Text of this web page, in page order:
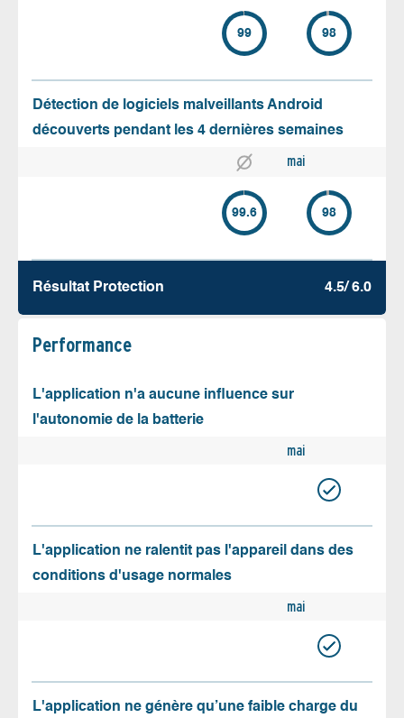
99 98
Détection de logiciels malveillants Android
découverts pendant les 4 dernières semaines
mai
99.6 98
Résultat Protection 4.5/ 6.0
Performance
L'application n'a aucune influence sur
l'autonomie de la batterie
mai
L'application ne ralentit pas l'appareil dans des
conditions d'usage normales
mai
L'application ne génère qu’une faible charge du